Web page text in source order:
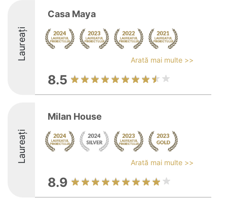
Laureați
Casa Maya
Arată mai multe >>
8.5
Laureați
Milan House
Arată mai multe >>
8.9